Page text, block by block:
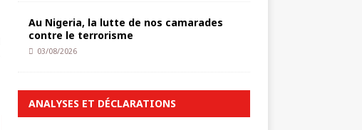
Au Nigeria, la lutte de nos camarades
contre le terrorisme
03/08/2026
ANALYSES ET DÉCLARATIONS